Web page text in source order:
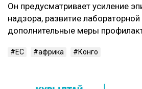
Он предусматривает усиление
надзора, развитие
дополнительные меры
ЕС африка Конго